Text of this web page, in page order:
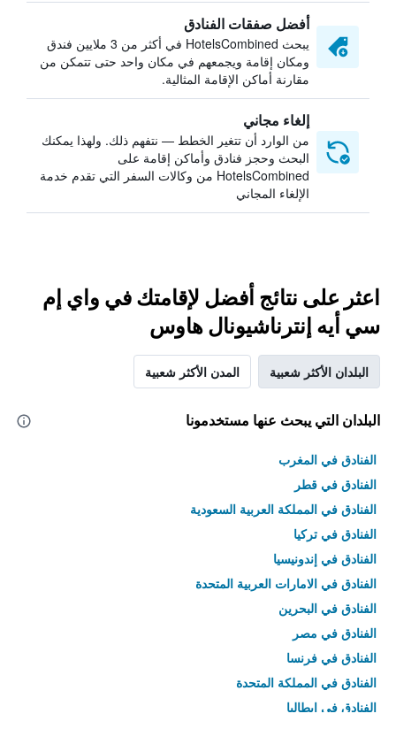
أفضل صفقات الفنادق
يبحث HotelsCombined في أكثر من 3 ملايين فندق
ومكان إقامة ويجمعهم في مكان واحد حتى تتمكن من
مقارنة أماكن الإقامة المثالية.
إلغاء مجاني
من الوارد أن تتغير الخطط — نتفهم ذلك. ولهذا يمكنك
البحث وحجز فنادق وأماكن إقامة على
HotelsCombined من وكالات السفر التي تقدم خدمة
الإلغاء المجاني
اعثر على نتائج أفضل لإقامتك في واي إم
سي أيه إنترناشيونال هاوس
البلدان الأكثر شعبية المدن الأكثر شعبية
البلدان التي يبحث عنها مستخدمونا
الفنادق في المغرب
الفنادق في قطر
الفنادق في المملكة العربية السعودية
الفنادق في تركيا
الفنادق في إندونيسيا
الفنادق في الامارات العربية المتحدة
الفنادق في البحرين
الفنادق في مصر
الفنادق في فرنسا
الفنادق في المملكة المتحدة
الفنادق في إيطاليا